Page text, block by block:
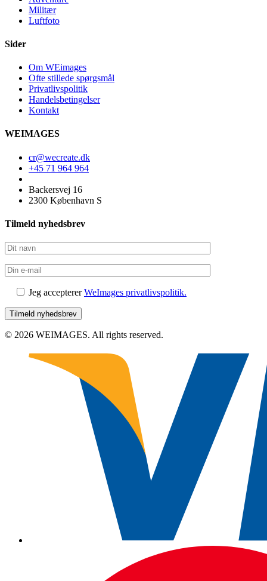
Militær
Luftfoto
Sider
Om WEimages
Ofte stillede spørgsmål
Privatlivspolitik
Handelsbetingelser
Kontakt
WEIMAGES
cr@wecreate.dk
+45 71 964 964
Backersvej 16
2300 København S
Tilmeld nyhedsbrev
Jeg acceptererWeImages privatlivspolitik.
© 2026 WEIMAGES. All rights reserved.